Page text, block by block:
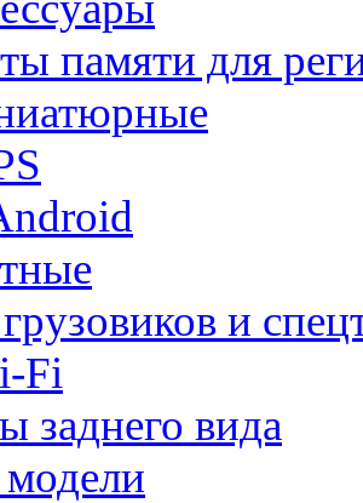
памяти для
и
Fi
заднего вида